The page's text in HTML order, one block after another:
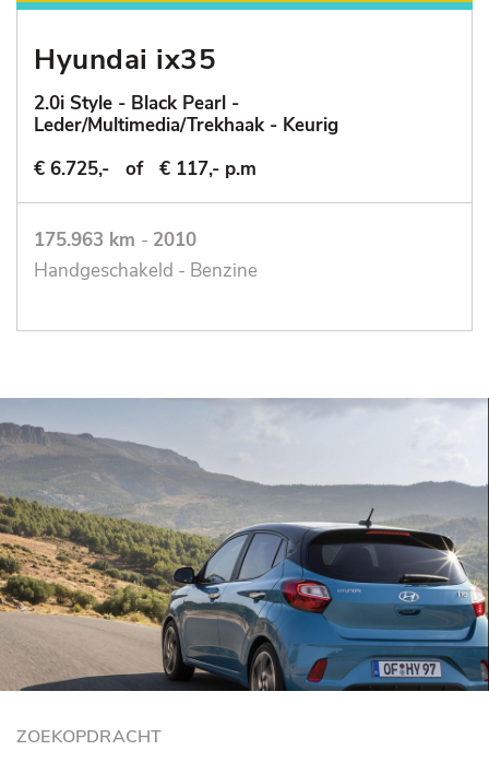
Hyundai ix35
2.0i Style - Black Pearl -
Leder/Multimedia/Trekhaak - Keurig
€ 6.725,-
of € 117,- p.m
175.963 km - 2010
Handgeschakeld - Benzine
ZOEKOPDRACHT